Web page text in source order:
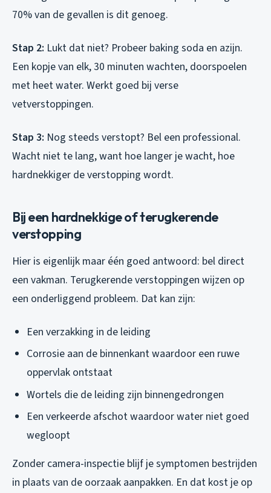
70% van de gevallen is dit genoeg.
Stap 2: Lukt dat niet? Probeer baking soda en azijn.
Een kopje van elk, 30 minuten wachten, doorspoelen
met heet water. Werkt goed bij verse
vetverstoppingen.
Stap 3: Nog steeds verstopt? Bel een professional.
Wacht niet te lang, want hoe langer je wacht, hoe
hardnekkiger de verstopping wordt.
Bij een hardnekkige of terugkerende
verstopping
Hier is eigenlijk maar één goed antwoord: bel direct
een vakman. Terugkerende verstoppingen wijzen op
een onderliggend probleem. Dat kan zijn:
Een verzakking in de leiding
Corrosie aan de binnenkant waardoor een ruwe
oppervlak ontstaat
Wortels die de leiding zijn binnengedrongen
Een verkeerde afschot waardoor water niet goed
wegloopt
Zonder camera-inspectie blijf je symptomen bestrijden
in plaats van de oorzaak aanpakken. En dat kost je op